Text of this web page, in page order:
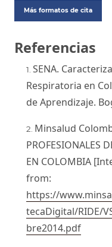
Más formatos de cita
Referencias
SENA.
Respiratoria en
de Aprendizaje.
Minsalud
PROFESIONALES
EN COLOMBIA
from:
https://
tecaDigital/RIDE/
bre2014.pdf